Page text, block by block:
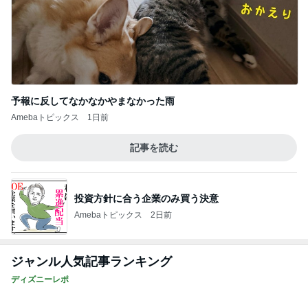
予報に反してなかなかやまなかった雨
Amebaトピックス 1日前
記事を読む
投資方針に合う企業のみ買う決意
Amebaトピックス 2日前
ジャンル人気記事ランキング
ディズニーレポ